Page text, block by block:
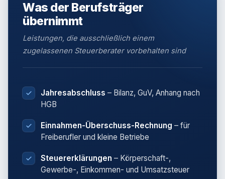
Was der Berufsträger
übernimmt
Leistungen, die ausschließlich einem
zugelassenen Steuerberater vorbehalten sind
Jahresabschluss – Bilanz, GuV, Anhang nach
HGB
Einnahmen-Überschuss-Rechnung – für
Freiberufler und kleine Betriebe
Steuererklärungen – Körperschaft-,
Gewerbe-, Einkommen- und Umsatzsteuer